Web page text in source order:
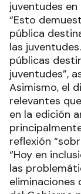
juventudes en
“Esto
pública
las
públicas
juventudes”,
Asimismo, el
relevantes
en la edición
reflexión
“Hoy en
las